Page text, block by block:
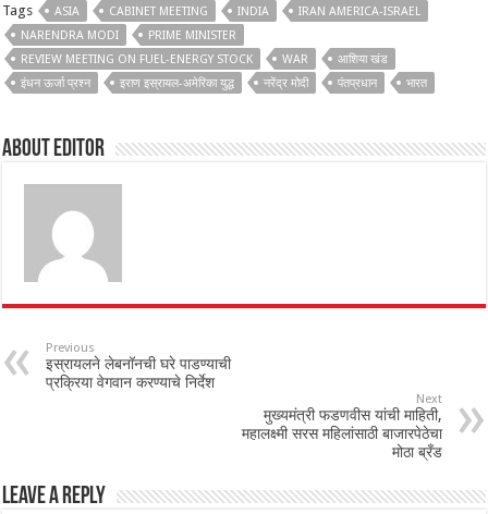
Tags ASIA CABINET MEETING INDIA
IRAN AMERICA-ISRAEL
NARENDRA MODI
PRIME MINISTER
REVIEW MEETING ON FUEL-ENERGY STOCK
WAR
आशिया खंड
इंधन ऊर्जा प्रश्न
इराण इस्रायल-अमेरिका युद्ध नरेंद्र मोदी पंतप्रधान भारत
About Editor
Previous
इस्रायलने लेबनॉनची घरे पाडण्याची
प्रक्रिया वेगवान करण्याचे निर्देश
Next
मुख्यमंत्री फडणवीस यांची माहिती,
महालक्ष्मी सरस महिलांसाठी बाजारपेठेचा
मोठा ब्रँड
Leave a Reply